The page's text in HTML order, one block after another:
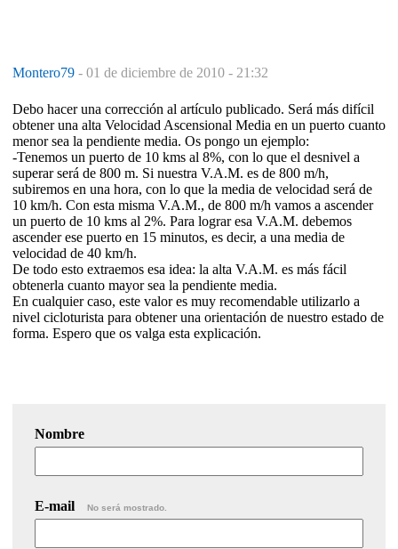
Montero79 - 01 de diciembre de 2010 - 21:32
Debo hacer una corrección al artículo publicado. Será más difícil
obtener una alta Velocidad Ascensional Media en un puerto cuanto
menor sea la pendiente media. Os pongo un ejemplo:
-Tenemos un puerto de 10 kms al 8%, con lo que el desnivel a
superar será de 800 m. Si nuestra V.A.M. es de 800 m/h,
subiremos en una hora, con lo que la media de velocidad será de
10 km/h. Con esta misma V.A.M., de 800 m/h vamos a ascender
un puerto de 10 kms al 2%. Para lograr esa V.A.M. debemos
ascender ese puerto en 15 minutos, es decir, a una media de
velocidad de 40 km/h.
De todo esto extraemos esa idea: la alta V.A.M. es más fácil
obtenerla cuanto mayor sea la pendiente media.
En cualquier caso, este valor es muy recomendable utilizarlo a
nivel cicloturista para obtener una orientación de nuestro estado de
forma. Espero que os valga esta explicación.
Nombre
E-mail No será mostrado.